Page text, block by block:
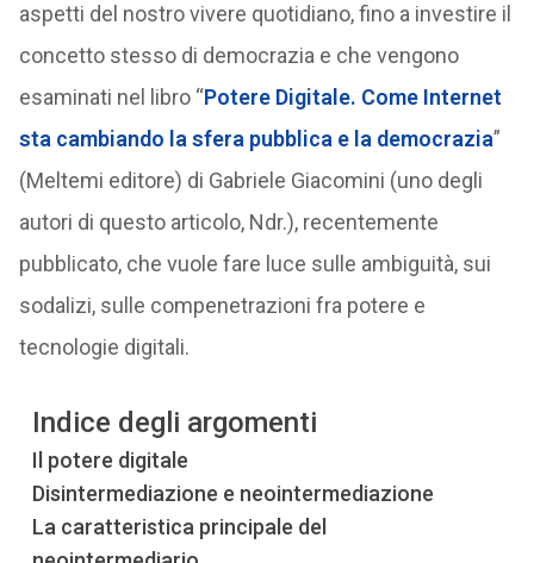
aspetti del nostro vivere quotidiano, fino a investire il
concetto stesso di democrazia e che vengono
esaminati nel libro “Potere Digitale. Come Internet
sta cambiando la sfera pubblica e la democrazia”
(Meltemi editore) di Gabriele Giacomini (uno degli
autori di questo articolo, Ndr.), recentemente
pubblicato, che vuole fare luce sulle ambiguità, sui
sodalizi, sulle compenetrazioni fra potere e
tecnologie digitali.
Indice degli argomenti
Il potere digitale
Disintermediazione e neointermediazione
La caratteristica principale del